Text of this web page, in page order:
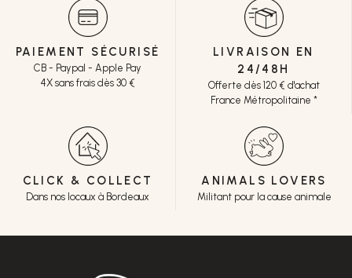
PAIEMENT SÉCURISÉ
CB - Paypal - Apple Pay
4X sans frais dès 30 €
LIVRAISON EN
24/48H
Offerte dès 120 € d'achat
France Métropolitaine *
CLICK & COLLECT
Dans nos locaux à Bordeaux
ANIMALS LOVERS
Militant pour la cause animale